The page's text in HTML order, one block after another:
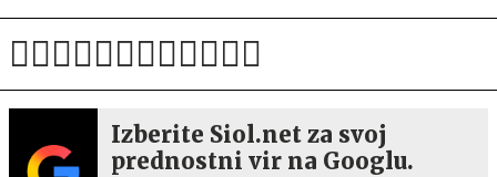
Izberite Siol.net za svoj
prednostni vir na Googlu.